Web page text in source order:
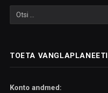
TOETA VANGLAPLANEETI
Konto andmed: